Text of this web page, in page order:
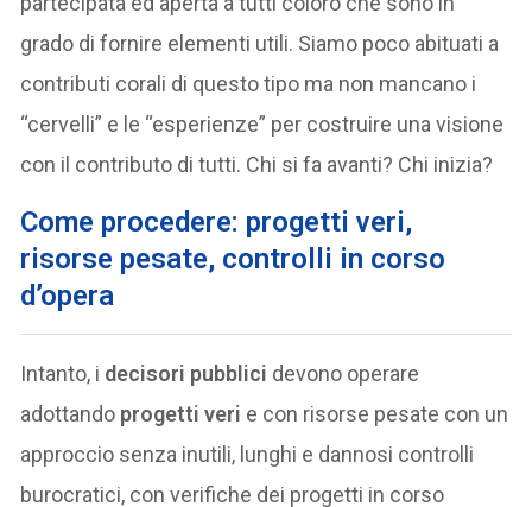
grado di fornire elementi utili. Siamo poco abituati a
contributi corali di questo tipo ma non mancano i
“cervelli” e le “esperienze” per costruire una visione
con il contributo di tutti. Chi si fa avanti? Chi inizia?
Come procedere: progetti veri,
risorse pesate, controlli in corso
d’opera
Intanto, i decisori pubblici devono operare
adottando progetti veri e con risorse pesate con un
approccio senza inutili, lunghi e dannosi controlli
burocratici, con verifiche dei progetti in corso